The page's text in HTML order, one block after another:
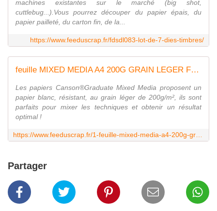
machines existantes sur le marché (big shot,
cuttlebug...).Vous pourrez découper du papier épais, du
papier pailleté, du carton fin, de la...
https://www.feeduscrap.fr/fdsdl083-lot-de-7-dies-timbres/
feuille MIXED MEDIA A4 200G GRAIN LEGER Fée du scrap
Les papiers Canson®Graduate Mixed Media proposent un
papier blanc, résistant, au grain léger de 200g/m², ils sont
parfaits pour mixer les techniques et obtenir un résultat
optimal !
Partager